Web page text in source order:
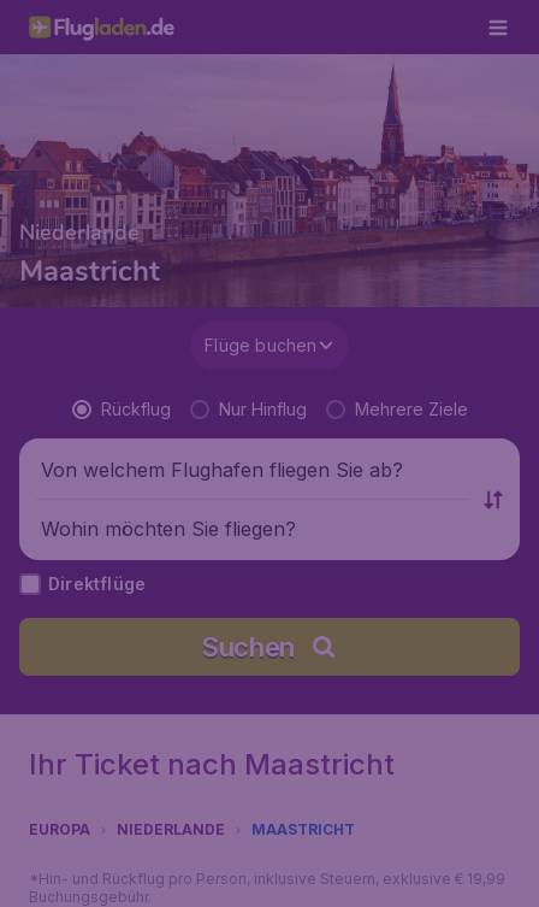
Niederlande
Maastricht
Flüge buchen
Rückflug Nur Hinflug Mehrere Ziele
Von welchem Flughafen fliegen Sie ab?
Wohin möchten Sie fliegen?
Direktflüge
Suchen
Ihr Ticket nach Maastricht
EUROPA NIEDERLANDE MAASTRICHT
*Hin- und Rückflug pro Person, inklusive Steuern, exklusive € 19,99
Buchungsgebühr.